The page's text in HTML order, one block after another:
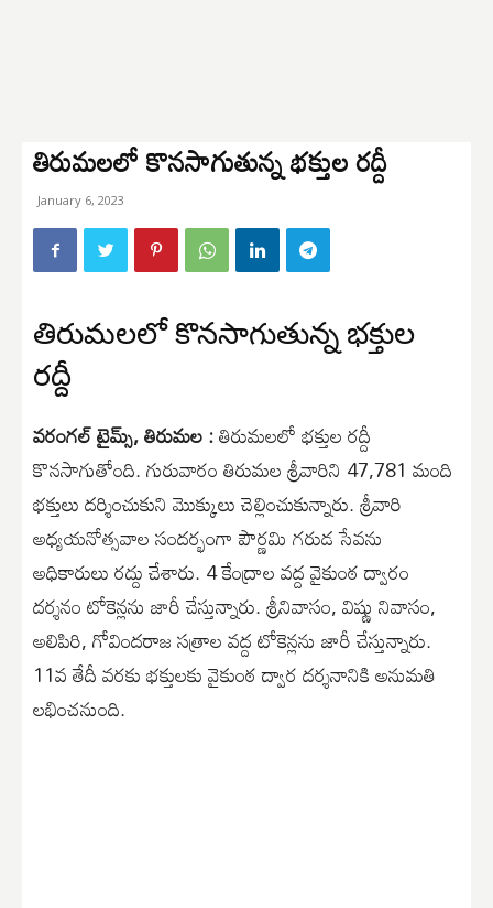
తిరుమలలో కొనసాగుతున్న భక్తుల రద్దీ
January 6, 2023
తిరుమలలో కొనసాగుతున్న భక్తుల
రద్దీ
వరంగల్ టైమ్స్, తిరుమల :తిరుమలలో భక్తుల రద్దీ
కొనసాగుతోంది. గురువారం తిరుమల శ్రీవారిని 47,781 మంది
భక్తులు దర్శించుకుని మొక్కులు చెల్లించుకున్నారు. శ్రీవారి
అధ్యయనోత్సవాల సందర్భంగా పౌర్ణమి గరుడ సేవను
అధికారులు రద్దు చేశారు. 4 కేంద్రాల వద్ద వైకుంఠ ద్వారం
దర్శనం టోకెన్లను జారీ చేస్తున్నారు. శ్రీనివాసం, విష్ణు నివాసం,
అలిపిరి, గోవిందరాజ సత్రాల వద్ద టోకెన్లను జారీ చేస్తున్నారు.
11వ తేదీ వరకు భక్తులకు వైకుంఠ ద్వార దర్శనానికి అనుమతి
లభించనుంది.